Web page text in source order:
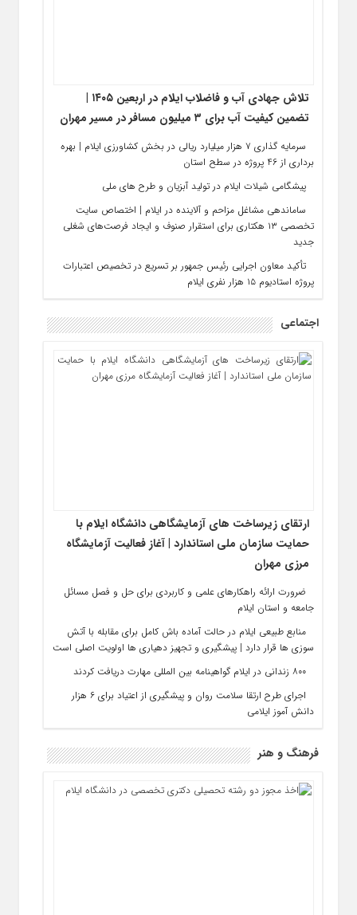
تلاش جهادی آب و فاضلاب ایلام در اربعین ۱۴۰۵ |
تضمین کیفیت آب برای ۳ میلیون مسافر در مسیر مهران
سرمایه‌ گذاری ۷ هزار میلیارد ریالی در بخش کشاورزی ایلام | بهره‌
برداری از 46 پروژه در سطح استان
پیشگامی شیلات ایلام در تولید آبزیان و طرح‌ های ملی
ساماندهی مشاغل مزاحم و آلاینده در ایلام | اختصاص سایت
تخصصی ۱۳ هکتاری برای استقرار صنوف و ایجاد فرصت‌های شغلی
جدید
تأکید معاون اجرایی رئیس‌ جمهور بر تسریع در تخصیص اعتبارات
پروژه استادیوم ۱۵ هزار نفری ایلام
اجتماعی
ارتقای زیرساخت‌ های آزمایشگاهی دانشگاه ایلام با
حمایت سازمان ملی استاندارد | آغاز فعالیت آزمایشگاه
مرزی مهران
ضرورت ارائه راهکارهای علمی و کاربردی برای حل و فصل مسائل
جامعه و استان ایلام
منابع طبیعی ایلام در حالت آماده‌ باش کامل برای مقابله با آتش‌
سوزی‌ ها قرار دارد | پیشگیری و تجهیز دهیاری‌ ها اولویت اصلی است
۸۰۰ زندانی در ایلام گواهینامه بین‌ المللی مهارت دریافت کردند
اجرای طرح ارتقا سلامت روان و پیشگیری از اعتیاد برای ۶ هزار
دانش‌ آموز ایلامی
فرهنگ و هنر